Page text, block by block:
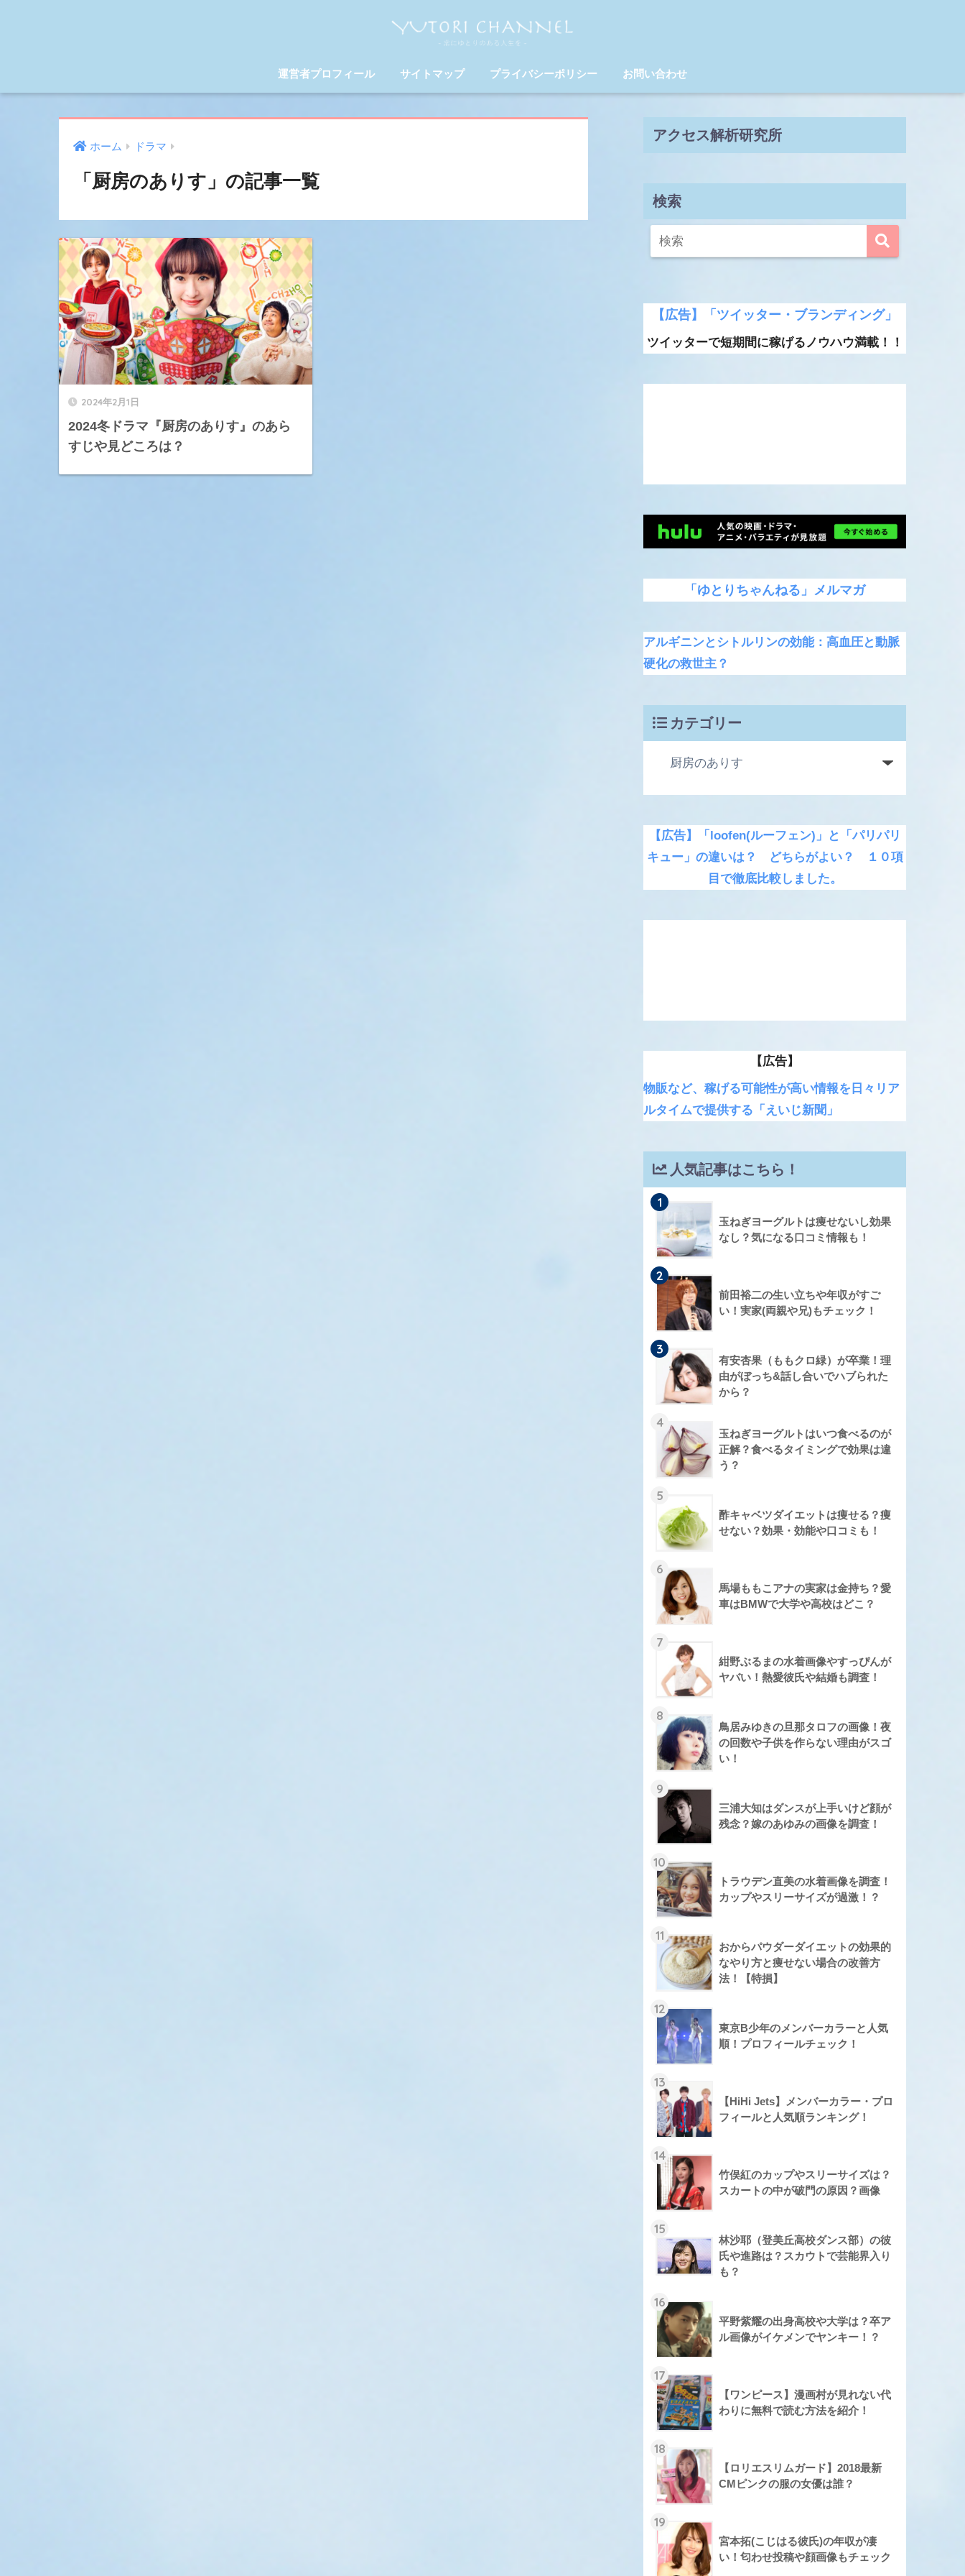
運営者プロフィール サイトマップ プライバシーポリシー お問い合わせ
ホーム ドラマ
「厨房のありす」の記事一覧
2024年2月1日
2024冬ドラマ『厨房のありす』のあら
すじや見どころは？
アクセス解析研究所
検索
【広告】「ツイッター・ブランディング」
ツイッターで短期間に稼げるノウハウ満載！！
「ゆとりちゃんねる」メルマガ
アルギニンとシトルリンの効能：高血圧と動脈
硬化の救世主？
カテゴリー
【広告】「loofen(ルーフェン)」と「パリパリ
キュー」の違いは？ どちらがよい？ １０項
目で徹底比較しました。
【広告】
物販など、稼げる可能性が高い情報を日々リア
ルタイムで提供する「えいじ新聞」
人気記事はこちら！
1
玉ねぎヨーグルトは痩せないし効果
なし？気になる口コミ情報も！
2
前田裕二の生い立ちや年収がすご
い！実家(両親や兄)もチェック！
3
有安杏果（ももクロ緑）が卒業！理
由がぼっち&話し合いでハブられた
から？
4
玉ねぎヨーグルトはいつ食べるのが
正解？食べるタイミングで効果は違
う？
5
酢キャベツダイエットは痩せる？痩
せない？効果・効能や口コミも！
6
馬場ももこアナの実家は金持ち？愛
車はBMWで大学や高校はどこ？
7
紺野ぶるまの水着画像やすっぴんが
ヤバい！熱愛彼氏や結婚も調査！
8
鳥居みゆきの旦那タロフの画像！夜
の回数や子供を作らない理由がスゴ
い！
9
三浦大知はダンスが上手いけど顔が
残念？嫁のあゆみの画像を調査！
10
トラウデン直美の水着画像を調査！
カップやスリーサイズが過激！？
11
おからパウダーダイエットの効果的
なやり方と痩せない場合の改善方
法！【特損】
12
東京B少年のメンバーカラーと人気
順！プロフィールチェック！
13
【HiHi Jets】メンバーカラー・プロ
フィールと人気順ランキング！
14
竹俣紅のカップやスリーサイズは？
スカートの中が破門の原因？画像
15
林沙耶（登美丘高校ダンス部）の彼
氏や進路は？スカウトで芸能界入り
も？
16
平野紫耀の出身高校や大学は？卒ア
ル画像がイケメンでヤンキー！？
17
【ワンピース】漫画村が見れない代
わりに無料で読む方法を紹介！
18
【ロリエスリムガード】2018最新
CMピンクの服の女優は誰？
19
宮本拓(こじはる彼氏)の年収が凄
い！匂わせ投稿や顔画像もチェック